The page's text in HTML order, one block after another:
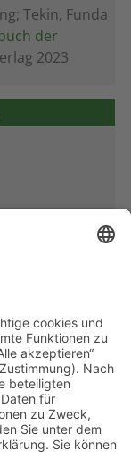
Tekin, Funda
der
2023